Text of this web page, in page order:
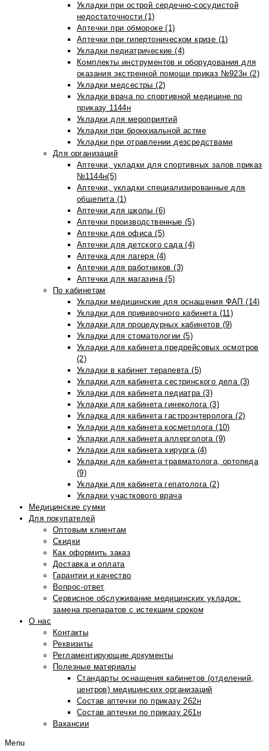
Укладки при острой сердечно-сосудистой
недостаточности (1)
Аптечки при обмороке (1)
Аптечки при гипертоническом кризе (1)
Укладки педиатрические (4)
Комплекты инструментов и оборудования для
оказания экстренной помощи приказ №923н (2)
Укладки медсестры (2)
Укладки врача по спортивной медицине по
приказу 1144н
Укладки для мероприятий
Укладки при бронхиальной астме
Укладки при отравлении дезсредствами
Для организаций
Аптечки, укладки для спортивных залов приказ
№1144н(5)
Аптечки, укладки специализированные для
общепита (1)
Аптечки для школы (6)
Аптечки производственные (5)
Аптечки для офиса (5)
Аптечки для детского сада (4)
Аптечка для лагеря (4)
Аптечки для работников (3)
Аптечки для магазина (5)
По кабинетам
Укладки медицинские для оснащения ФАП (14)
Укладки для прививочного кабинета (11)
Укладки для процедурных кабинетов (9)
Укладки для стоматологии (5)
Укладки для кабинета предрейсовых осмотров
(2)
Укладки в кабинет терапевта (5)
Укладки для кабинета сестринского дела (3)
Укладки для кабинета педиатра (3)
Укладки для кабинета гинеколога (3)
Укладка для кабинета гастроэнтеролога (2)
Укладки для кабинета косметолога (10)
Укладки для кабинета аллерголога (9)
Укладки для кабинета хирурга (4)
Укладки для кабинета травматолога, ортопеда
(9)
Укладки для кабинета гепатолога (2)
Укладки участкового врача
Медицинские сумки
Для покупателей
Оптовым клиентам
Скидки
Как оформить заказ
Доставка и оплата
Гарантии и качество
Вопрос-ответ
Сервисное обслуживание медицинских укладок:
замена препаратов с истекшим сроком
О нас
Контакты
Реквизиты
Регламентирующие документы
Полезные материалы
Стандарты оснащения кабинетов (отделений,
центров) медицинских организаций
Состав аптечки по приказу 262н
Состав аптечки по приказу 261н
Вакансии
Menu